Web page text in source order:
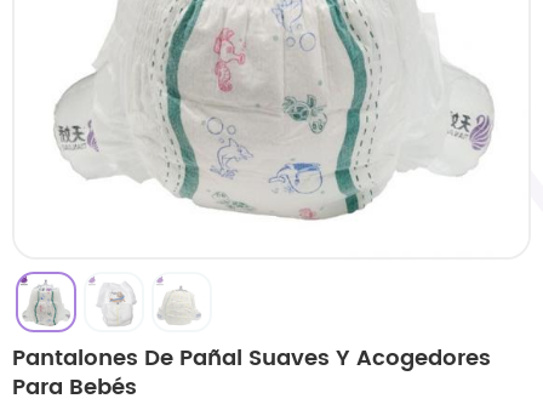
Pantalones De Pañal Suaves Y Acogedores
Para Bebés